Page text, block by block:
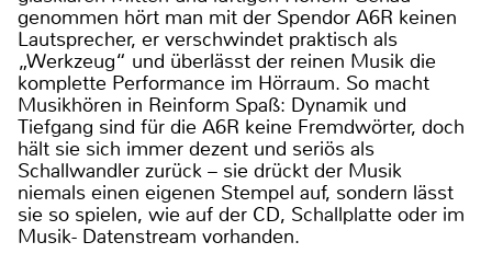
genommen hört man mit der Spendor A6R keinen
Lautsprecher, er verschwindet praktisch als
„Werkzeug“ und überlässt der reinen Musik die
komplette Performance im Hörraum. So macht
Musikhören in Reinform Spaß: Dynamik und
Tiefgang sind für die A6R keine Fremdwörter, doch
hält sie sich immer dezent und seriös als
Schallwandler zurück – sie drückt der Musik
niemals einen eigenen Stempel auf, sondern lässt
sie so spielen, wie auf der CD, Schallplatte oder im
Musik- Datenstream vorhanden.